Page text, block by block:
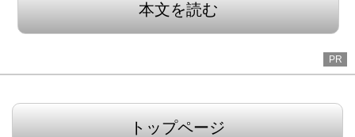
本文を読む
PR
トップページ